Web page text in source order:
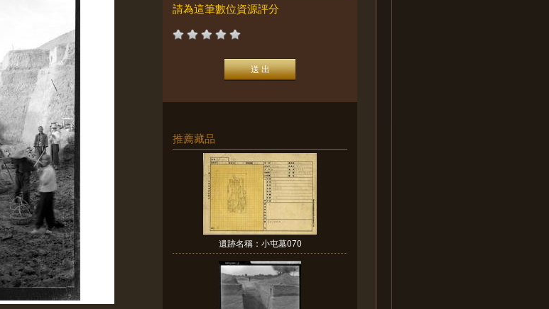
請為這筆數位資源評分
推薦藏品
遺跡名稱：小屯墓070